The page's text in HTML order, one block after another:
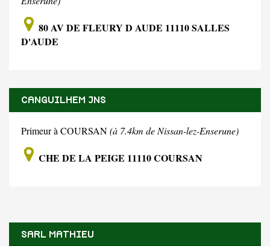
80 AV DE FLEURY D AUDE 11110 SALLES
D'AUDE
CANGUILHEM JNS
Primeur à COURSAN(à 7.4km de Nissan-lez-Enserune)
CHE DE LA PEIGE 11110 COURSAN
SARL MATHIEU